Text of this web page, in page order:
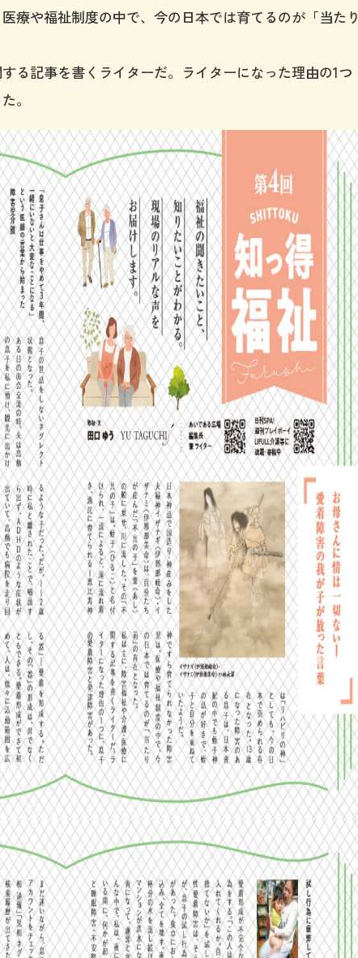
療や福祉制度の中で、今の日本では育てるのが「当たり
る記事を書くライターだ。ライターになった理由の1つ
。